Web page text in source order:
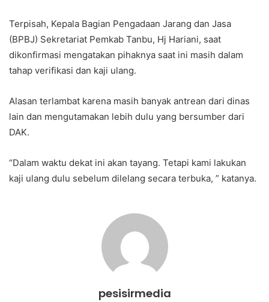
Terpisah, Kepala Bagian Pengadaan Jarang dan Jasa
(BPBJ) Sekretariat Pemkab Tanbu, Hj Hariani, saat
dikonfirmasi mengatakan pihaknya saat ini masih dalam
tahap verifikasi dan kaji ulang.
Alasan terlambat karena masih banyak antrean dari dinas
lain dan mengutamakan lebih dulu yang bersumber dari
DAK.
“Dalam waktu dekat ini akan tayang. Tetapi kami lakukan
kaji ulang dulu sebelum dilelang secara terbuka, ” katanya.
pesisirmedia